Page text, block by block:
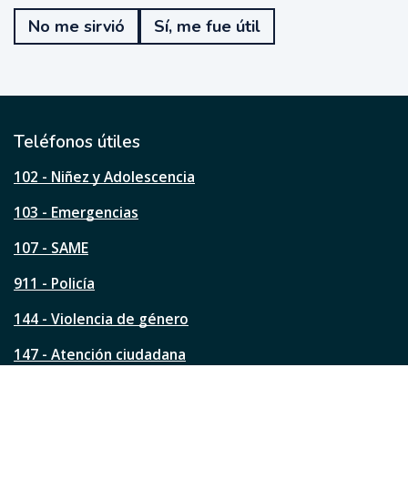
e
u
t
l
s
a
á
i
a
No me sirvió Sí, me fue útil
Teléfonos útiles
102 - Niñez y Adolescencia
103 - Emergencias
107 - SAME
911 - Policía
144 - Violencia de género
147 - Atención ciudadana